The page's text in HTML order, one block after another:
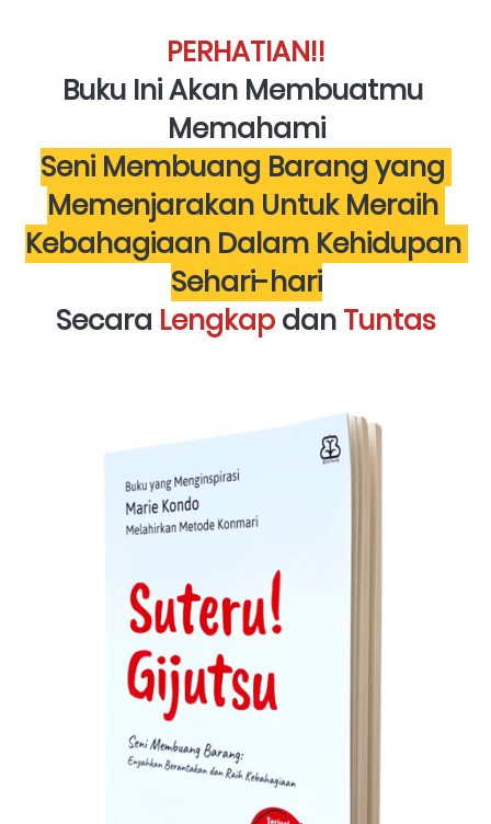
PERHATIAN!!
Buku Ini Akan Membuatmu
Memahami
Seni Membuang Barang yang
Memenjarakan Untuk Meraih
Kebahagiaan Dalam Kehidupan
Sehari-hari
Secara Lengkap dan Tuntas